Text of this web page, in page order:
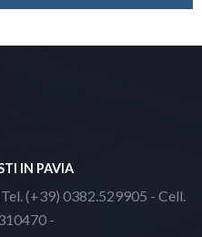
IN PAVIA
(+39) 0382.529905 - Cell.
-